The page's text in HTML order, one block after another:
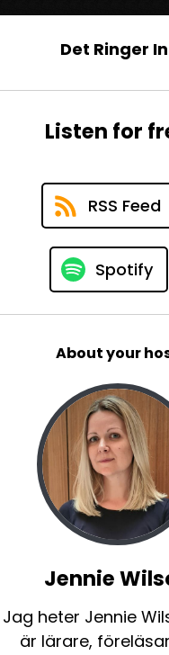
Det Ringer
Listen for
RSS Feed
Spotify
About your
Jennie
Jag heter Jennie
är lärare,